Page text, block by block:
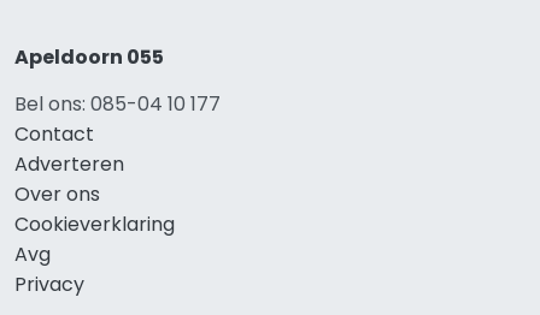
Apeldoorn 055
Bel ons: 085-04 10 177
Contact
Adverteren
Over ons
Cookieverklaring
Avg
Privacy